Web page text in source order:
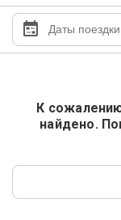
К
найдено.